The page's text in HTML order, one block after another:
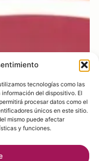
tecnologías como las
del dispositivo. El
procesar datos como el
únicos en este sitio.
mismo puede afectar
y funciones.